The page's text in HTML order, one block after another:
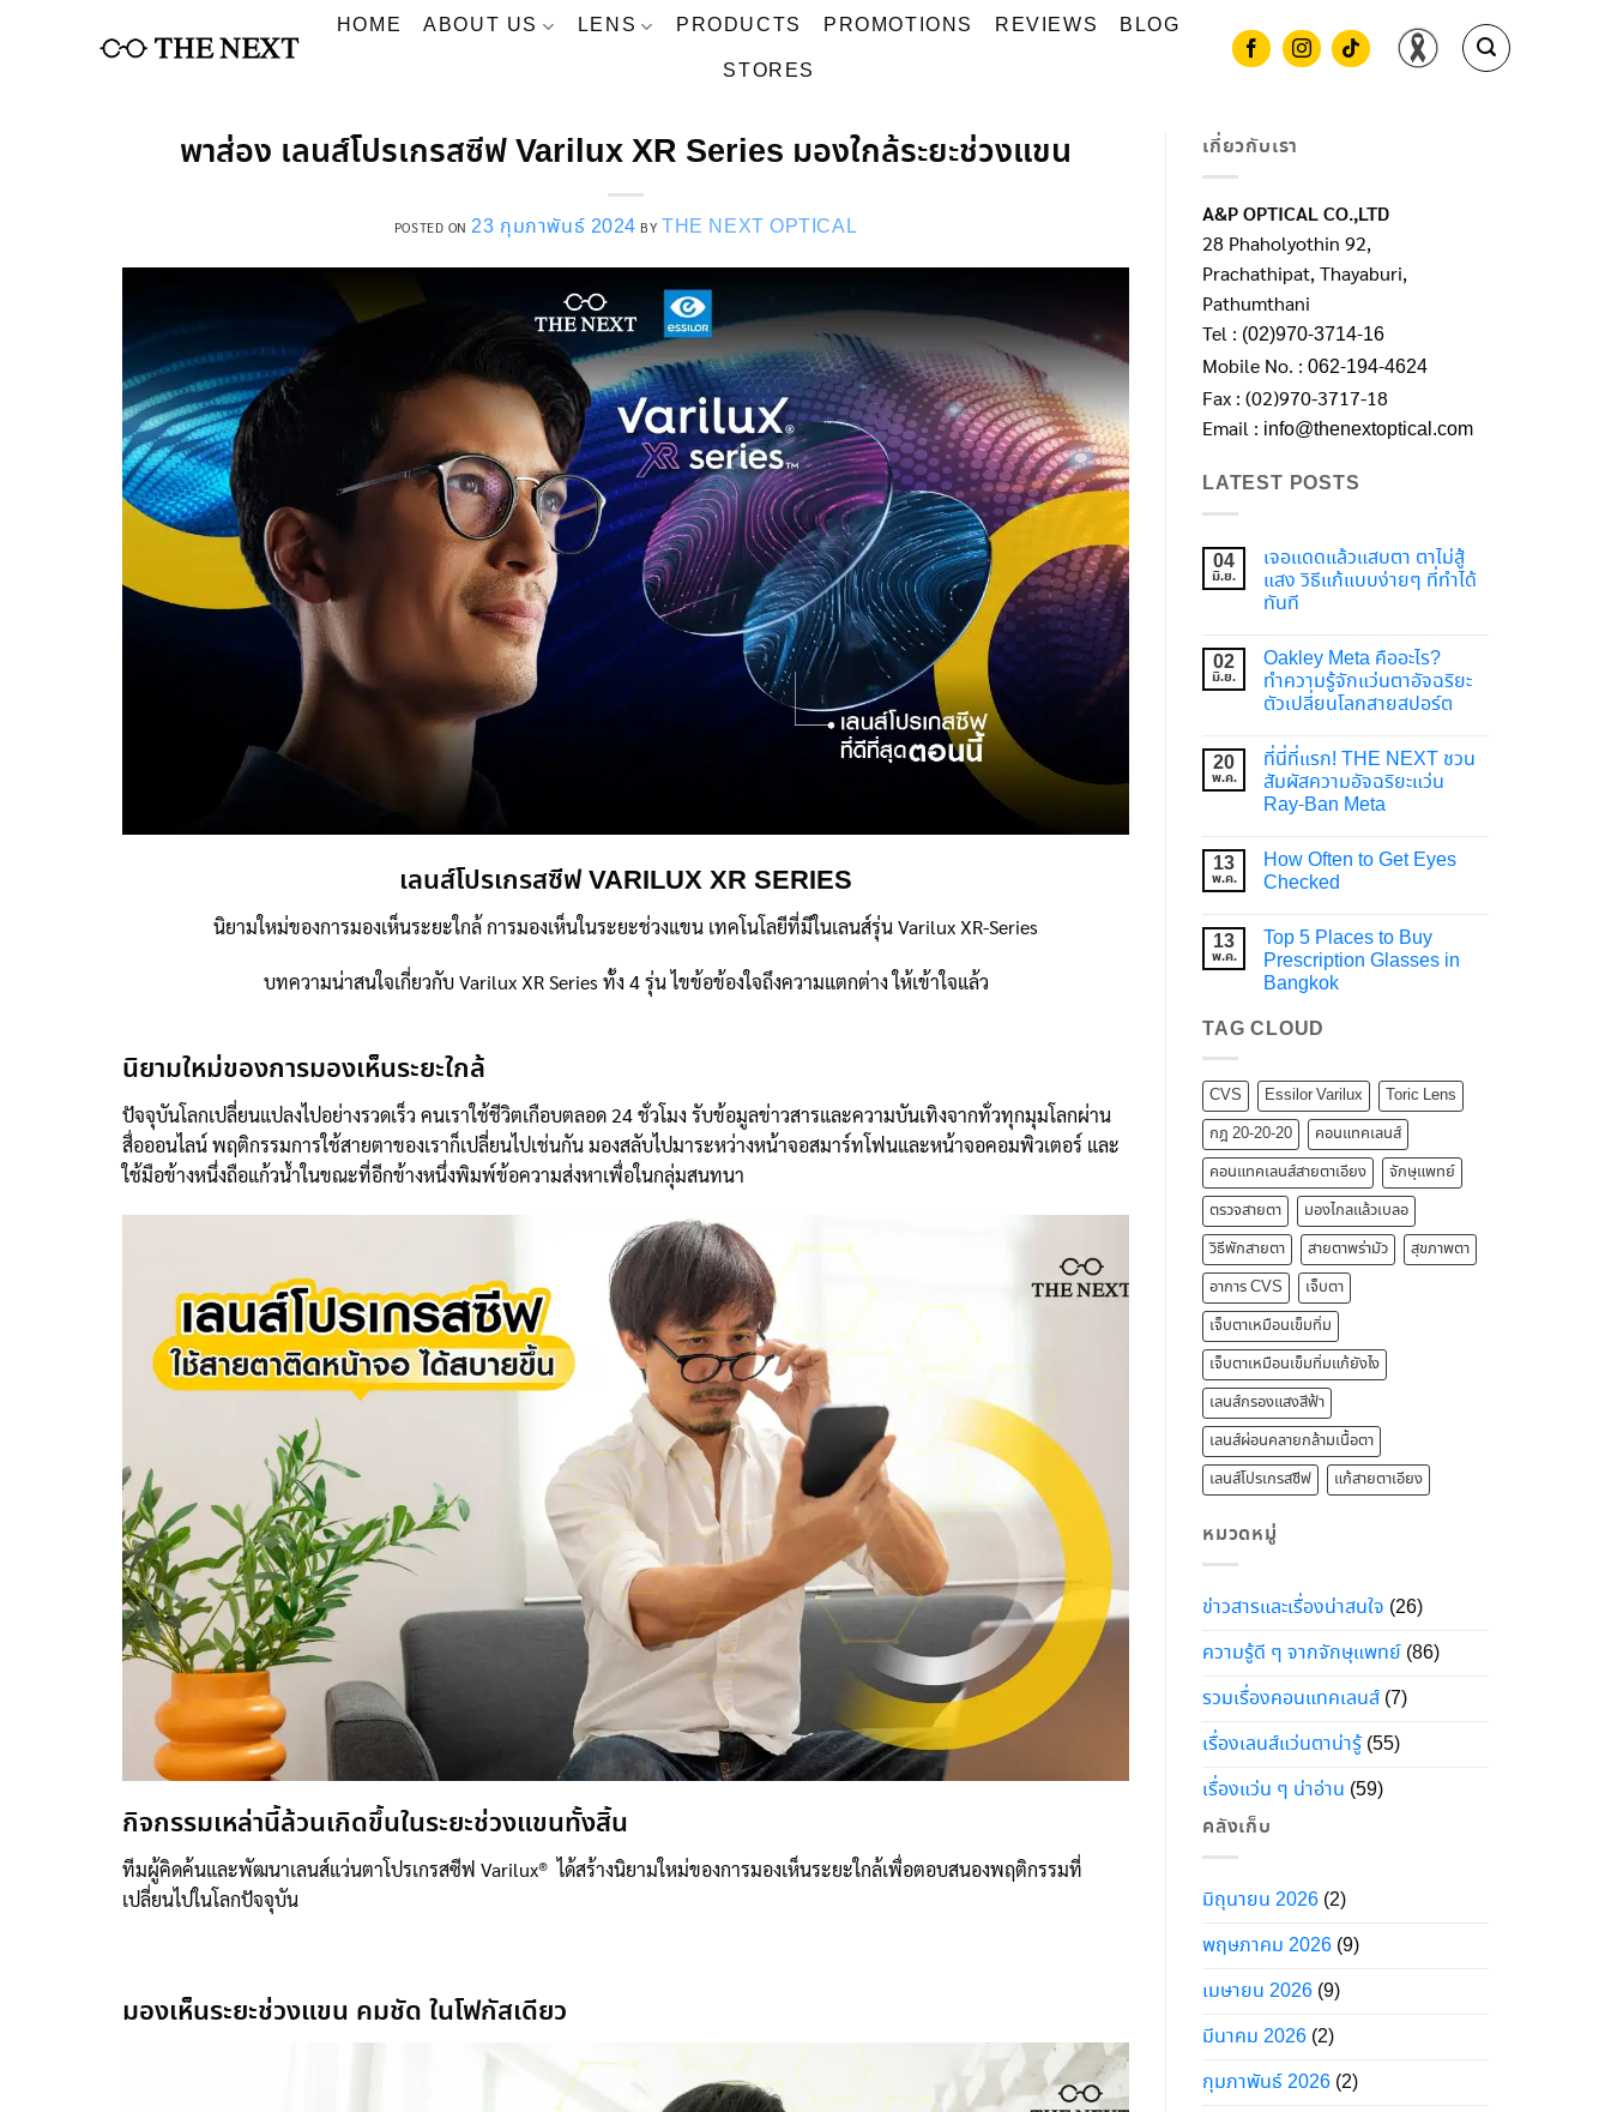
HOME ABOUT US LENS PRODUCTS PROMOTIONS REVIEWS
BLOG
STORES
พาส่อง เลนส์โปรเกรสซีฟ Varilux XR Series มองใกล้ระยะช่วงแขน
POSTED ON23 กุมภาพันธ์ 2024 BY THE NEXT OPTICAL
เลนส์โปรเกรสซีฟ VARILUX XR SERIES
นิยามใหม่ของการมองเห็นระยะใกล้ การมองเห็นในระยะช่วงแขน เทคโนโลยีที่มีในเลนส์รุ่น Varilux XR-Series
บทความน่าสนใจเกี่ยวกับ Varilux XR Series ทั้ง 4 รุ่น ไขข้อข้องใจถึงความแตกต่าง ให้เข้าใจแล้ว
นิยามใหม่ของการมองเห็นระยะใกล้
ปัจจุบันโลกเปลี่ยนแปลงไปอย่างรวดเร็ว คนเราใช้ชีวิตเกือบตลอด 24 ชั่วโมง รับข้อมูลข่าวสารและความบันเทิงจากทั่วทุกมุมโลกผ่าน
สื่อออนไลน์ พฤติกรรมการใช้สายตาของเราก็เปลี่ยนไปเช่นกัน มองสลับไปมาระหว่างหน้าจอสมาร์ทโฟนและหน้าจอคอมพิวเตอร์ และ
ใช้มือข้างหนึ่งถือแก้วน้ำในขณะที่อีกข้างหนึ่งพิมพ์ข้อความส่งหาเพื่อในกลุ่มสนทนา
กิจกรรมเหล่านี้ล้วนเกิดขึ้นในระยะช่วงแขนทั้งสิ้น
ทีมผู้คิดค้นและพัฒนาเลนส์แว่นตาโปรเกรสซีฟ Varilux® ได้สร้างนิยามใหม่ของการมองเห็นระยะใกล้เพื่อตอบสนองพฤติกรรมที่
เปลี่ยนไปในโลกปัจจุบัน
มองเห็นระยะช่วงแขน คมชัด ในโฟกัสเดียว
เกี่ยวกับเรา
A&P OPTICAL CO.,LTD
28 Phaholyothin 92,
Prachathipat, Thayaburi,
Pathumthani
Tel : (02)970-3714-16
Mobile No. : 062-194-4624
Fax : (02)970-3717-18
Email : info@thenextoptical.com
LATEST POSTS
04
มิ.ย.
เจอแดดแล้วแสบตา ตาไม่สู้
แสง วิธีแก้แบบง่ายๆ ที่ทำได้
ทันที
02
มิ.ย.
Oakley Meta คืออะไร?
ทำความรู้จักแว่นตาอัจฉริยะ
ตัวเปลี่ยนโลกสายสปอร์ต
20
พ.ค.
ที่นี่ที่แรก! THE NEXT ชวน
สัมผัสความอัจฉริยะแว่น
Ray-Ban Meta
13
พ.ค.
How Often to Get Eyes
Checked
13
พ.ค.
Top 5 Places to Buy
Prescription Glasses in
Bangkok
TAG CLOUD
CVS Essilor Varilux
Toric Lens
กฎ 20-20-20
คอนแทคเลนส์
คอนแทคเลนส์สายตาเอียง
จักษุแพทย์
ตรวจสายตา
มองไกลแล้วเบลอ
วิธีพักสายตา
สายตาพร่ามัว
สุขภาพตา
อาการ CVS
เจ็บตา
เจ็บตาเหมือนเข็มทิ่ม
เจ็บตาเหมือนเข็มทิ่มแก้ยังไง
เลนส์กรองแสงสีฟ้า
เลนส์ผ่อนคลายกล้ามเนื้อตา
เลนส์โปรเกรสซีฟ
แก้สายตาเอียง
หมวดหมู่
ข่าวสารและเรื่องน่าสนใจ (26)
ความรู้ดี ๆ จากจักษุแพทย์ (86)
รวมเรื่องคอนแทคเลนส์ (7)
เรื่องเลนส์แว่นตาน่ารู้ (55)
เรื่องแว่น ๆ น่าอ่าน (59)
คลังเก็บ
มิถุนายน 2026 (2)
พฤษภาคม 2026 (9)
เมษายน 2026 (9)
มีนาคม 2026 (2)
กุมภาพันธ์ 2026 (2)